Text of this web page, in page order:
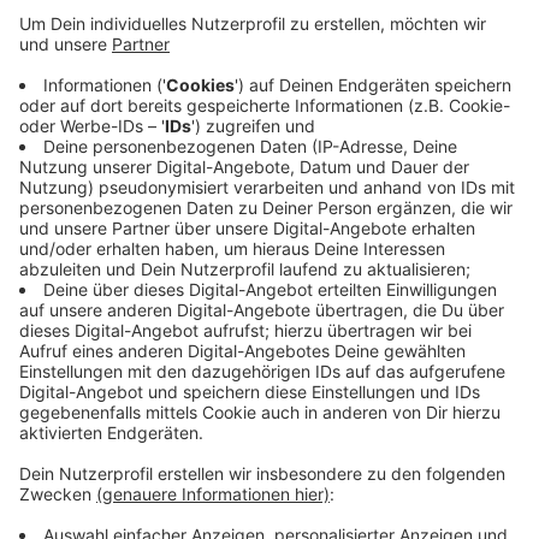
In Kaldenkirchen findet der letzte Feierabendmarkt
des Jahres statt. Zwischen 16:00 und 21:00 Uhr bauen
verschiedenste Händler ihre Stände auf dem
Kirchplatz und in der Klostergasse auf. Ab 17:00 Uhr
wird der Feierabendmarkt auch musikalisch begleitet.
Der letzte Nettetaler Feierabendmarkt ist der
insgesamt sechste in diesem Jahr.
Anzeige